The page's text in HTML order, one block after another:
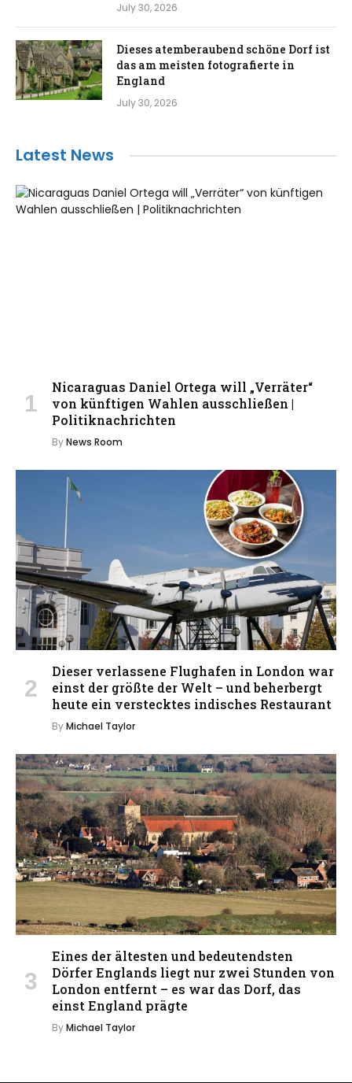
July 30, 2026
Dieses atemberaubend schöne Dorf ist
das am meisten fotografierte in
England
July 30, 2026
Latest News
Nicaraguas Daniel Ortega will „Verräter“
von künftigen Wahlen ausschließen |
Politiknachrichten
ByNews Room
Dieser verlassene Flughafen in London war
einst der größte der Welt – und beherbergt
heute ein verstecktes indisches Restaurant
ByMichael Taylor
Eines der ältesten und bedeutendsten
Dörfer Englands liegt nur zwei Stunden von
London entfernt – es war das Dorf, das
einst England prägte
ByMichael Taylor